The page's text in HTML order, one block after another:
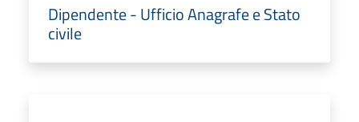
Dipendente - Ufficio Anagrafe e Stato
civile